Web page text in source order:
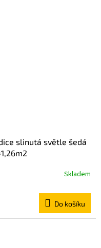
slinutá světle šedá
Skladem
Do košíku